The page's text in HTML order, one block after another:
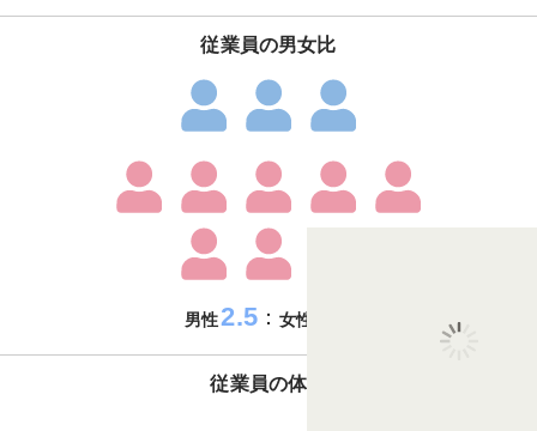
従業員の男女比
男性2.5：女性
従業員の体制